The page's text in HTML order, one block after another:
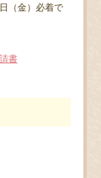
（金）必着で
書